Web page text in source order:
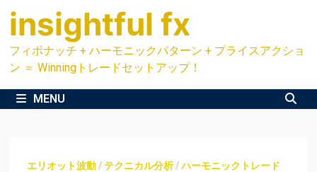
Skip
content
insightful fx
フィボナッチ + ハーモニックパターン + プライスアクショ
ン ＝ Winningトレードセットアップ！
MENU
エリオット波動/ テクニカル分析/ハーモニックトレード